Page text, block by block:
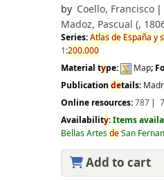
by Coello, Francisco
Madoz, Pascual (,
Series:Atlasde España y
1:200.000
Material type: Map;
Publication details:
Online resources:787
Availability:Items
Bellas ArtesdeSan
Add to cart